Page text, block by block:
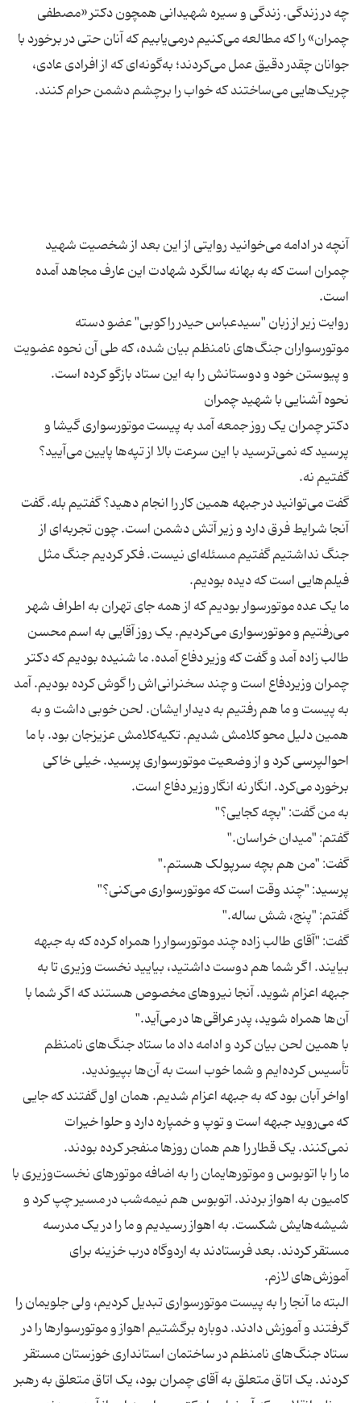
چه در زندگی. زندگی و سیره شهیدانی همچون دکتر «مصطفی
چمران» را که مطالعه می‌کنیم درمی‌یابیم که آنان حتی در برخورد با
جوانان چقدر دقیق عمل می‌کردند؛ به‌گونه‌ای که از افرادی عادی،
آنچه در ادامه می‌خوانید روایتی از این بعد از شخصیت شهید
چمران است که به بهانه سالگرد شهادت این عارف مجاهد آمده
روایت زیر از زبان "سیدعباس حیدر راکوبی" عضو دسته
موتورسواران جنگ‌های نامنظم بیان شده، که طی آن نحوه عضویت
دکتر چمران یک روز جمعه آمد به پیست موتورسواری گیشا و
پرسید که نمی‌ترسید با این سرعت بالا از تپه‌ها پایین می‌آیید؟
گفت می‌توانید در جبهه همین کار را انجام دهید؟ گفتیم بله. گفت
آنجا شرایط فرق دارد و زیر آتش دشمن است. چون تجربه‌ای از
جنگ نداشتیم گفتیم مسئله‌ای نیست. فکر کردیم جنگ مثل
ما یک عده موتورسوار بودیم که از همه جای تهران به اطراف شهر
می‌رفتیم و موتورسواری می‌کردیم. یک روز آقایی به اسم محسن
طالب زاده آمد و گفت که وزیر دفاع آمده. ما شنیده بودیم که دکتر
چمران وزیردفاع است و چند سخنرانی‌اش را گوش کرده بودیم. آمد
به پیست و ما هم رفتیم به دیدار ایشان. لحن خوبی داشت و به
همین دلیل محو کلامش شدیم. تکیه‌کلامش عزیزجان بود. با ما
احوالپرسی کرد و از وضعیت موتورسواری پرسید. خیلی خاکی
گفت: "آقای طالب زاده چند موتورسوار را همراه کرده که به جبهه
بیایند. اگر شما هم دوست داشتید، بیایید نخست وزیری تا به
جبهه اعزام شوید. آنجا نیروهای مخصوص هستند که اگر شما با
با همین لحن بیان کرد و ادامه داد ما ستاد جنگ‌های نامنظم
اواخر آبان بود که به جبهه اعزام شدیم. همان اول گفتند که جایی
که می‌روید جبهه است و توپ و خمپاره دارد و حلوا خیرات
ما را با اتوبوس و موتورهایمان را به اضافه موتورهای نخست‌وزیری با
کامیون به اهواز بردند. اتوبوس هم نیمه‌شب در مسیر چپ کرد و
شیشه‌هایش شکست. به اهواز رسیدیم و ما را در یک مدرسه
مستقر کردند. بعد فرستادند به اردوگاه درب خزینه برای
البته ما آنجا را به پیست موتورسواری تبدیل کردیم، ولی جلویمان را
گرفتند و آموزش دادند. دوباره برگشتیم اهواز و موتورسوارها را در
ستاد جنگ‌های نامنظم در ساختمان استانداری خوزستان مستقر
کردند. یک اتاق متعلق به آقای چمران بود، یک اتاق متعلق به رهبر